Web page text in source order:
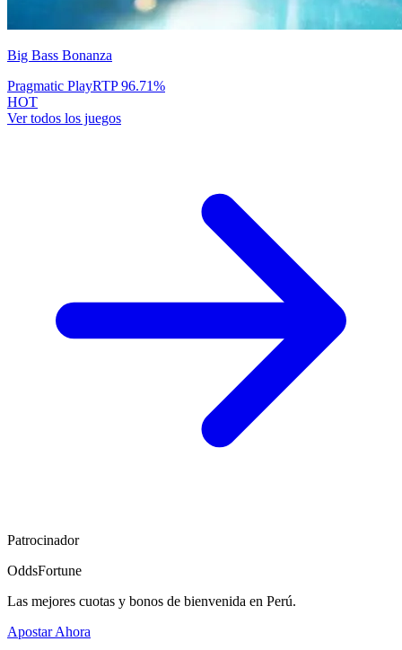
Big Bass Bonanza
Pragmatic PlayRTP96.71%
HOT
Ver todos los juegos
Patrocinador
OddsFortune
Las mejores cuotas y bonos de bienvenida en Perú.
Apostar Ahora